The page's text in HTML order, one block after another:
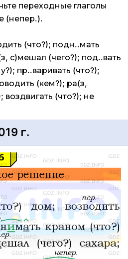
переходные глаголы
(непер.).
(что?); подн..мать
с)мешал (чего?); под..вать
пр..варивать (что?);
(кем?); ра(з,
воздвигать (что?); не
г.